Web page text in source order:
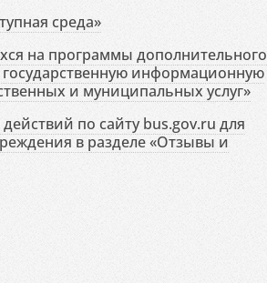
среда»
на программы дополнительного
информационную
и муниципальных услуг»
по сайту bus.gov.ru для
в разделе «Отзывы и